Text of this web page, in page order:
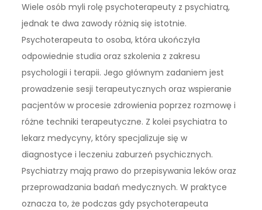
Wiele osób myli rolę psychoterapeuty z psychiatrą,
jednak te dwa zawody różnią się istotnie.
Psychoterapeuta to osoba, która ukończyła
odpowiednie studia oraz szkolenia z zakresu
psychologii i terapii. Jego głównym zadaniem jest
prowadzenie sesji terapeutycznych oraz wspieranie
pacjentów w procesie zdrowienia poprzez rozmowę i
różne techniki terapeutyczne. Z kolei psychiatra to
lekarz medycyny, który specjalizuje się w
diagnostyce i leczeniu zaburzeń psychicznych.
Psychiatrzy mają prawo do przepisywania leków oraz
przeprowadzania badań medycznych. W praktyce
oznacza to, że podczas gdy psychoterapeuta